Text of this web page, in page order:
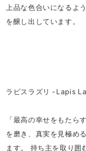
上品な色合いになるよ
を醸し出しています。
ラピスラズリ -Lapis
「最高の幸せをもたら
を磨き、真実を見極め
ます。 持ち主を取り囲